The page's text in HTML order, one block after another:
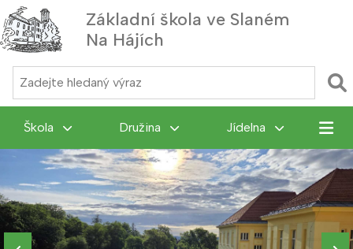
Základní škola ve Slaném
Na Hájích
Škola Družina Jídelna